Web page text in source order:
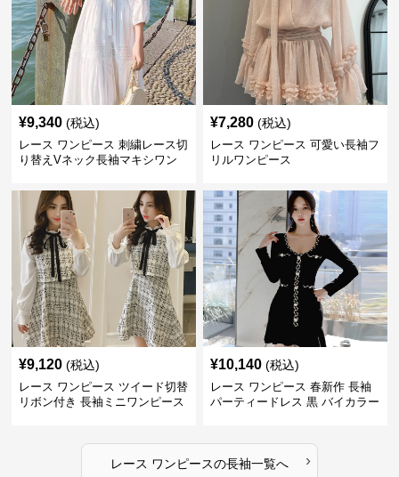
¥9,340 (税込)
レース ワンピース 刺繍レース切
り替えVネック長袖マキシワン
¥7,280 (税込)
レース ワンピース 可愛い長袖フ
リルワンピース
¥9,120 (税込)
レース ワンピース ツイード切替
リボン付き 長袖ミニワンピース
¥10,140 (税込)
レース ワンピース 春新作 長袖
パーティードレス 黒 バイカラー
レース ワンピースの長袖一覧へ ›